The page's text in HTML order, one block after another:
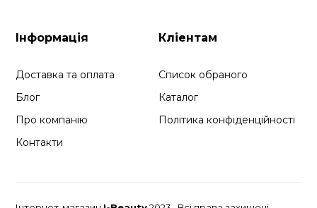
Інформація
Доставка та оплата
Блог
Про компанію
Контакти
Кліентам
Список обраного
Каталог
Політика конфіденційності